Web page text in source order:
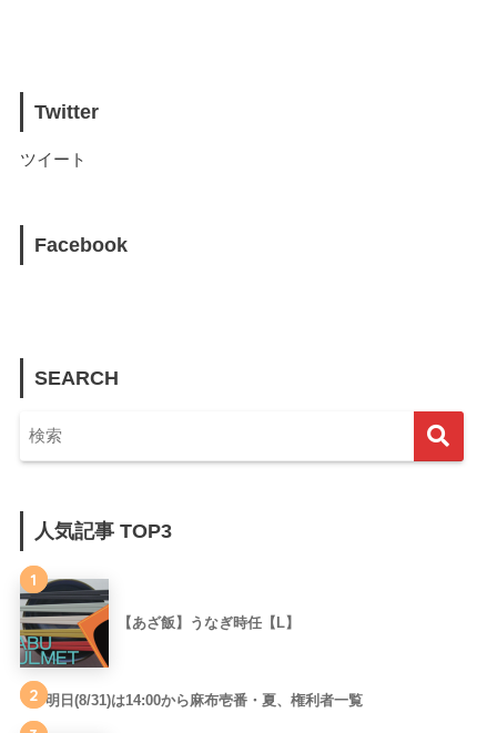
Twitter
ツイート
Facebook
SEARCH
人気記事 TOP3
1
【あざ飯】うなぎ時任【L】
2 明日(8/31)は14:00から麻布壱番・夏、権利者一覧